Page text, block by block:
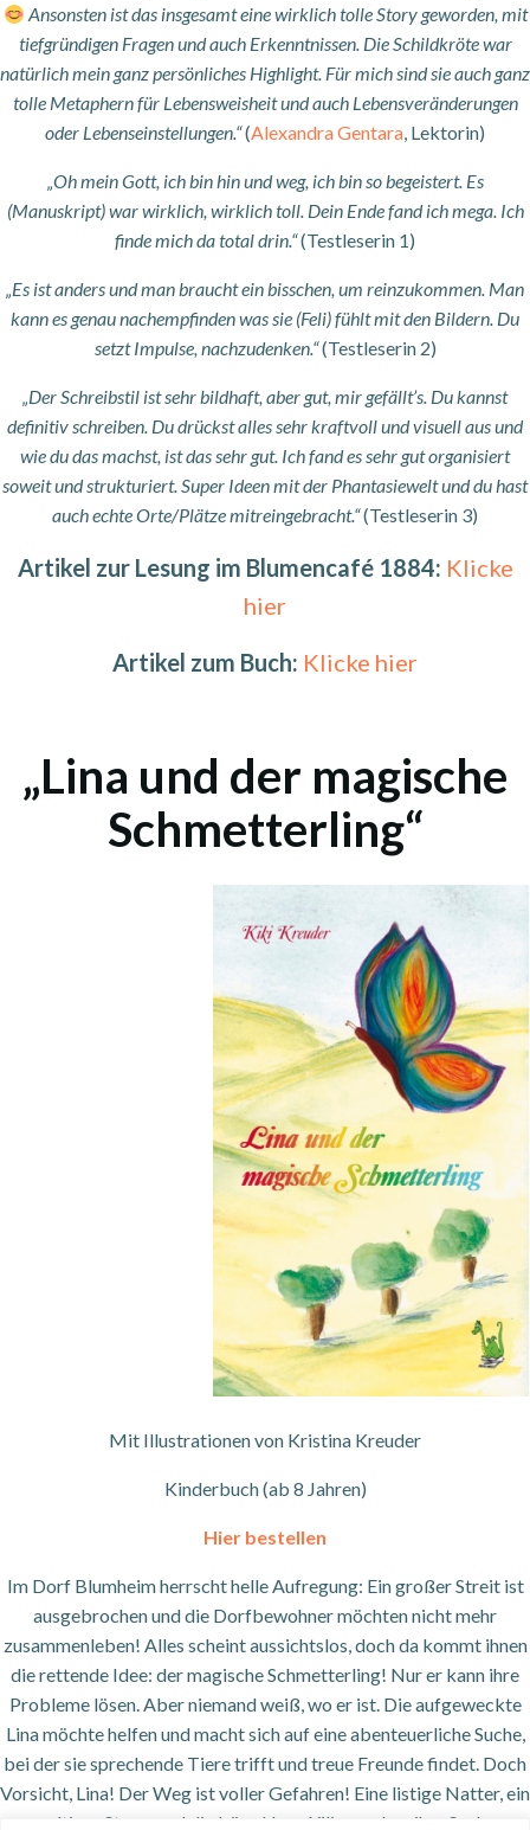
Ansonsten ist das insgesamt eine wirklich tolle Story geworden, mit
tiefgründigen Fragen und auch Erkenntnissen. Die Schildkröte war
natürlich mein ganz persönliches Highlight. Für mich sind sie auch ganz
tolle Metaphern für Lebensweisheit und auch Lebensveränderungen
oder Lebenseinstellungen.“(Alexandra Gentara, Lektorin)
„Oh mein Gott, ich bin hin und weg, ich bin so begeistert. Es
(Manuskript) war wirklich, wirklich toll. Dein Ende fand ich mega. Ich
finde mich da total drin.“(Testleserin 1)
„Es ist anders und man braucht ein bisschen, um reinzukommen. Man
kann es genau nachempfinden was sie (Feli) fühlt mit den Bildern. Du
setzt Impulse, nachzudenken.“(Testleserin 2)
„Der Schreibstil ist sehr bildhaft, aber gut, mir gefällt’s. Du kannst
definitiv schreiben. Du drückst alles sehr kraftvoll und visuell aus und
wie du das machst, ist das sehr gut. Ich fand es sehr gut organisiert
soweit und strukturiert. Super Ideen mit der Phantasiewelt und du hast
auch echte Orte/Plätze mitreingebracht.“(Testleserin 3)
Artikel zur Lesung im Blumencafé 1884: Klicke
hier
Artikel zum Buch: Klicke hier
„Lina und der magische
Schmetterling“
Mit Illustrationen von Kristina Kreuder
Kinderbuch (ab 8 Jahren)
Hier bestellen
Im Dorf Blumheim herrscht helle Aufregung: Ein großer Streit ist
ausgebrochen und die Dorfbewohner möchten nicht mehr
zusammenleben! Alles scheint aussichtslos, doch da kommt ihnen
die rettende Idee: der magische Schmetterling! Nur er kann ihre
Probleme lösen. Aber niemand weiß, wo er ist. Die aufgeweckte
Lina möchte helfen und macht sich auf eine abenteuerliche Suche,
bei der sie sprechende Tiere trifft und treue Freunde findet. Doch
Vorsicht, Lina! Der Weg ist voller Gefahren! Eine listige Natter, ein
gewaltiger Sturm und die böse Hexe Xilia machen ihre Suche zu